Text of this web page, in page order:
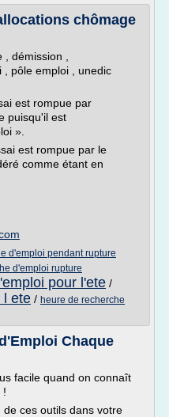
chômage
démission ,
, pôle emploi , unedic
est rompue par
puisqu'il est
».
est rompue par le
comme étant en
d'emploi pendant rupture
d'emploi rupture
pour l'ete /
l ete / heure de recherche
Chaque
facile quand on connaît
!
ces outils dans votre